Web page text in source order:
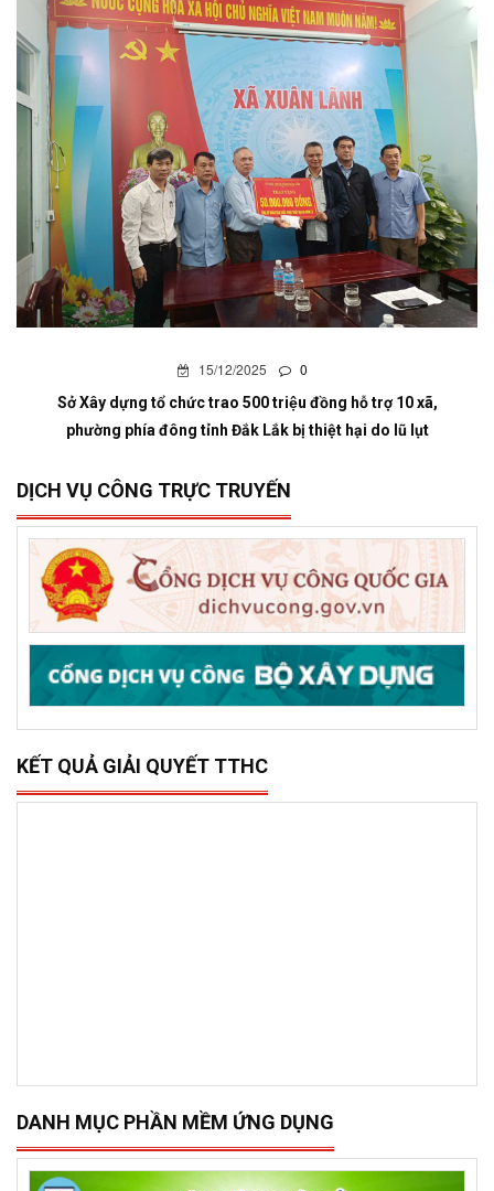
15/12/2025 0
Sở Xây dựng tổ chức trao 500 triệu đồng hỗ trợ 10 xã,
phường phía đông tỉnh Đắk Lắk bị thiệt hại do lũ lụt
DỊCH VỤ CÔNG TRỰC TRUYẾN
KẾT QUẢ GIẢI QUYẾT TTHC
DANH MỤC PHẦN MỀM ỨNG DỤNG